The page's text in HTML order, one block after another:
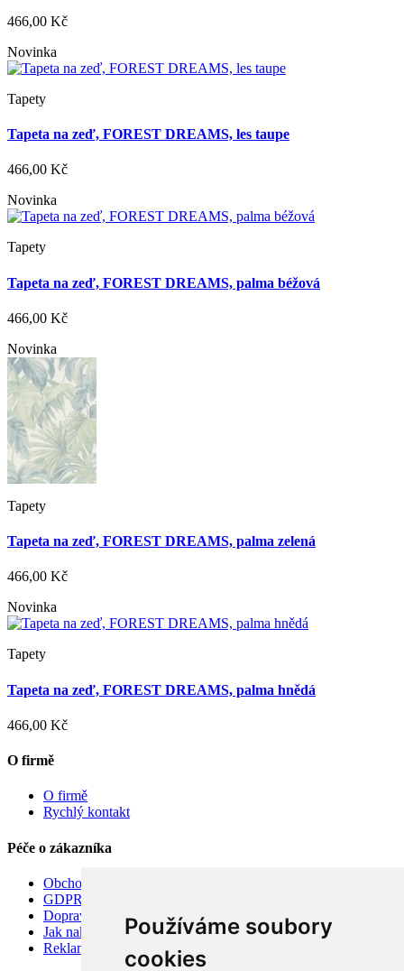
Používáme soubory
cookies
466,00 Kč
Novinka
Tapety
Tapeta na zeď, FOREST DREAMS, les taupe
466,00 Kč
Novinka
Tapety
Tapeta na zeď, FOREST DREAMS, palma béžová
466,00 Kč
Novinka
Tapety
Tapeta na zeď, FOREST DREAMS, palma zelená
466,00 Kč
Novinka
Tapety
Tapeta na zeď, FOREST DREAMS, palma hnědá
466,00 Kč
O firmě
O firmě
Rychlý kontakt
Péče o zákazníka
Obchodní podmínky
GDPR
Doprava
Jak nakupovat
Reklamace